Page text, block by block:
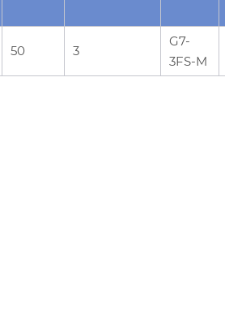
50 3
G7-
3FS-M